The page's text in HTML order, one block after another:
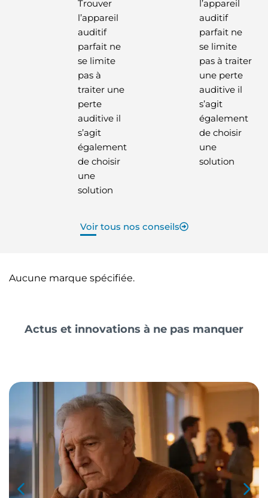
Trouver
l’appareil
auditif
parfait ne
se limite
pas à
traiter une
perte
auditive il
s’agit
également
de choisir
une
solution
l’appareil
auditif
parfait ne
se limite
pas à traiter
une perte
auditive il
s’agit
également
de choisir
une
solution
Voir tous nos conseils
Aucune marque spécifiée.
Actus et innovations à ne pas manquer